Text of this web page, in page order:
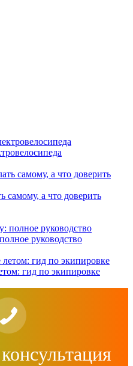
самому, а что доверить
руководство
гид по экипировке